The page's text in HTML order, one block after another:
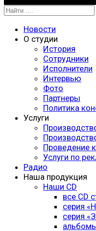
Новости
О студии
История
Сотрудники
Исполнители
Интервью
Фото
Партнеры
Политика
Услуги
Проведение
Услуги по
Радио
Наша продукция
Наши CD
все CD
серия
серия